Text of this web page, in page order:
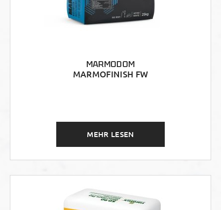
MARMODOM
MARMOFINISH FW
MEHR LESEN